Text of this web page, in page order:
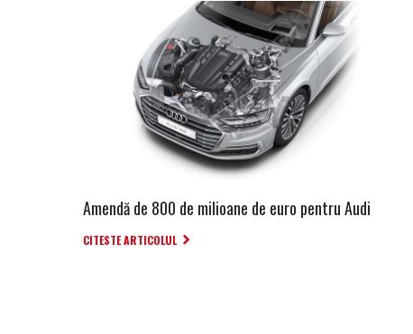
Amendă de 800 de milioane de euro pentru Audi
CITESTE ARTICOLUL